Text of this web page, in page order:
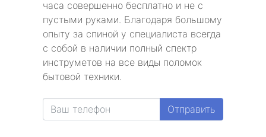
часа совершенно бесплатно и не с
пустыми руками. Благодаря большому
опыту за спиной у специалиста всегда
с собой в наличии полный спектр
инструметов на все виды поломок
бытовой техники.
Отправить